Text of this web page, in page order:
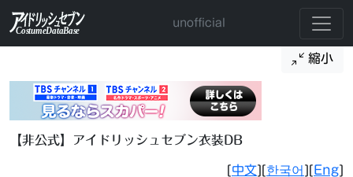
unofficial
縮小
【非公式】アイドリッシュセブン衣装DB
[中文][한국어 ][Eng]